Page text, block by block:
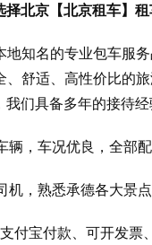
择北京【北京租车】租
知名的专业包车服务
、舒适、高性价比的
们具备多年的接待经
，车况优良，全部配
，熟悉承德各大景点
宝付款、可开发票